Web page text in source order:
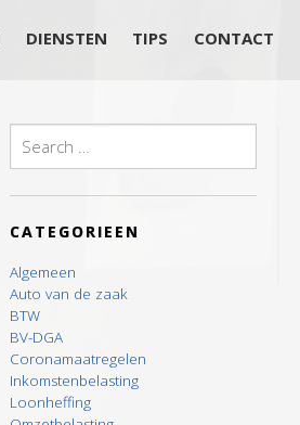
DIENSTEN TIPS CONTACT
for:
CATEGORIEEN
Algemeen
Auto van de zaak
BTW
BV-DGA
Coronamaatregelen
Inkomstenbelasting
Loonheffing